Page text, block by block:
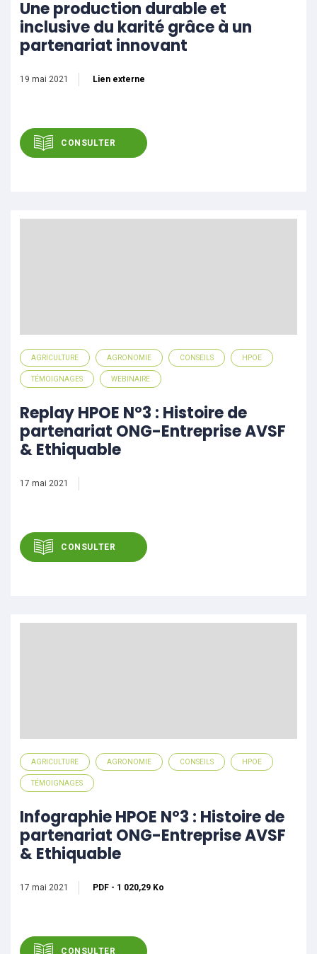
Une production durable et
inclusive du karité grâce à un
partenariat innovant
19 mai 2021 Lien externe
CONSULTER
AGRICULTURE AGRONOMIE CONSEILS HPOE
TÉMOIGNAGES WEBINAIRE
Replay HPOE N°3 : Histoire de
partenariat ONG-Entreprise AVSF
& Ethiquable
17 mai 2021
CONSULTER
AGRICULTURE AGRONOMIE CONSEILS HPOE
TÉMOIGNAGES
Infographie HPOE N°3 : Histoire de
partenariat ONG-Entreprise AVSF
& Ethiquable
17 mai 2021 PDF - 1 020,29 Ko
CONSULTER